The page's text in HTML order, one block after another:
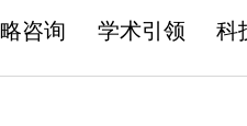
咨询 学术引领 科